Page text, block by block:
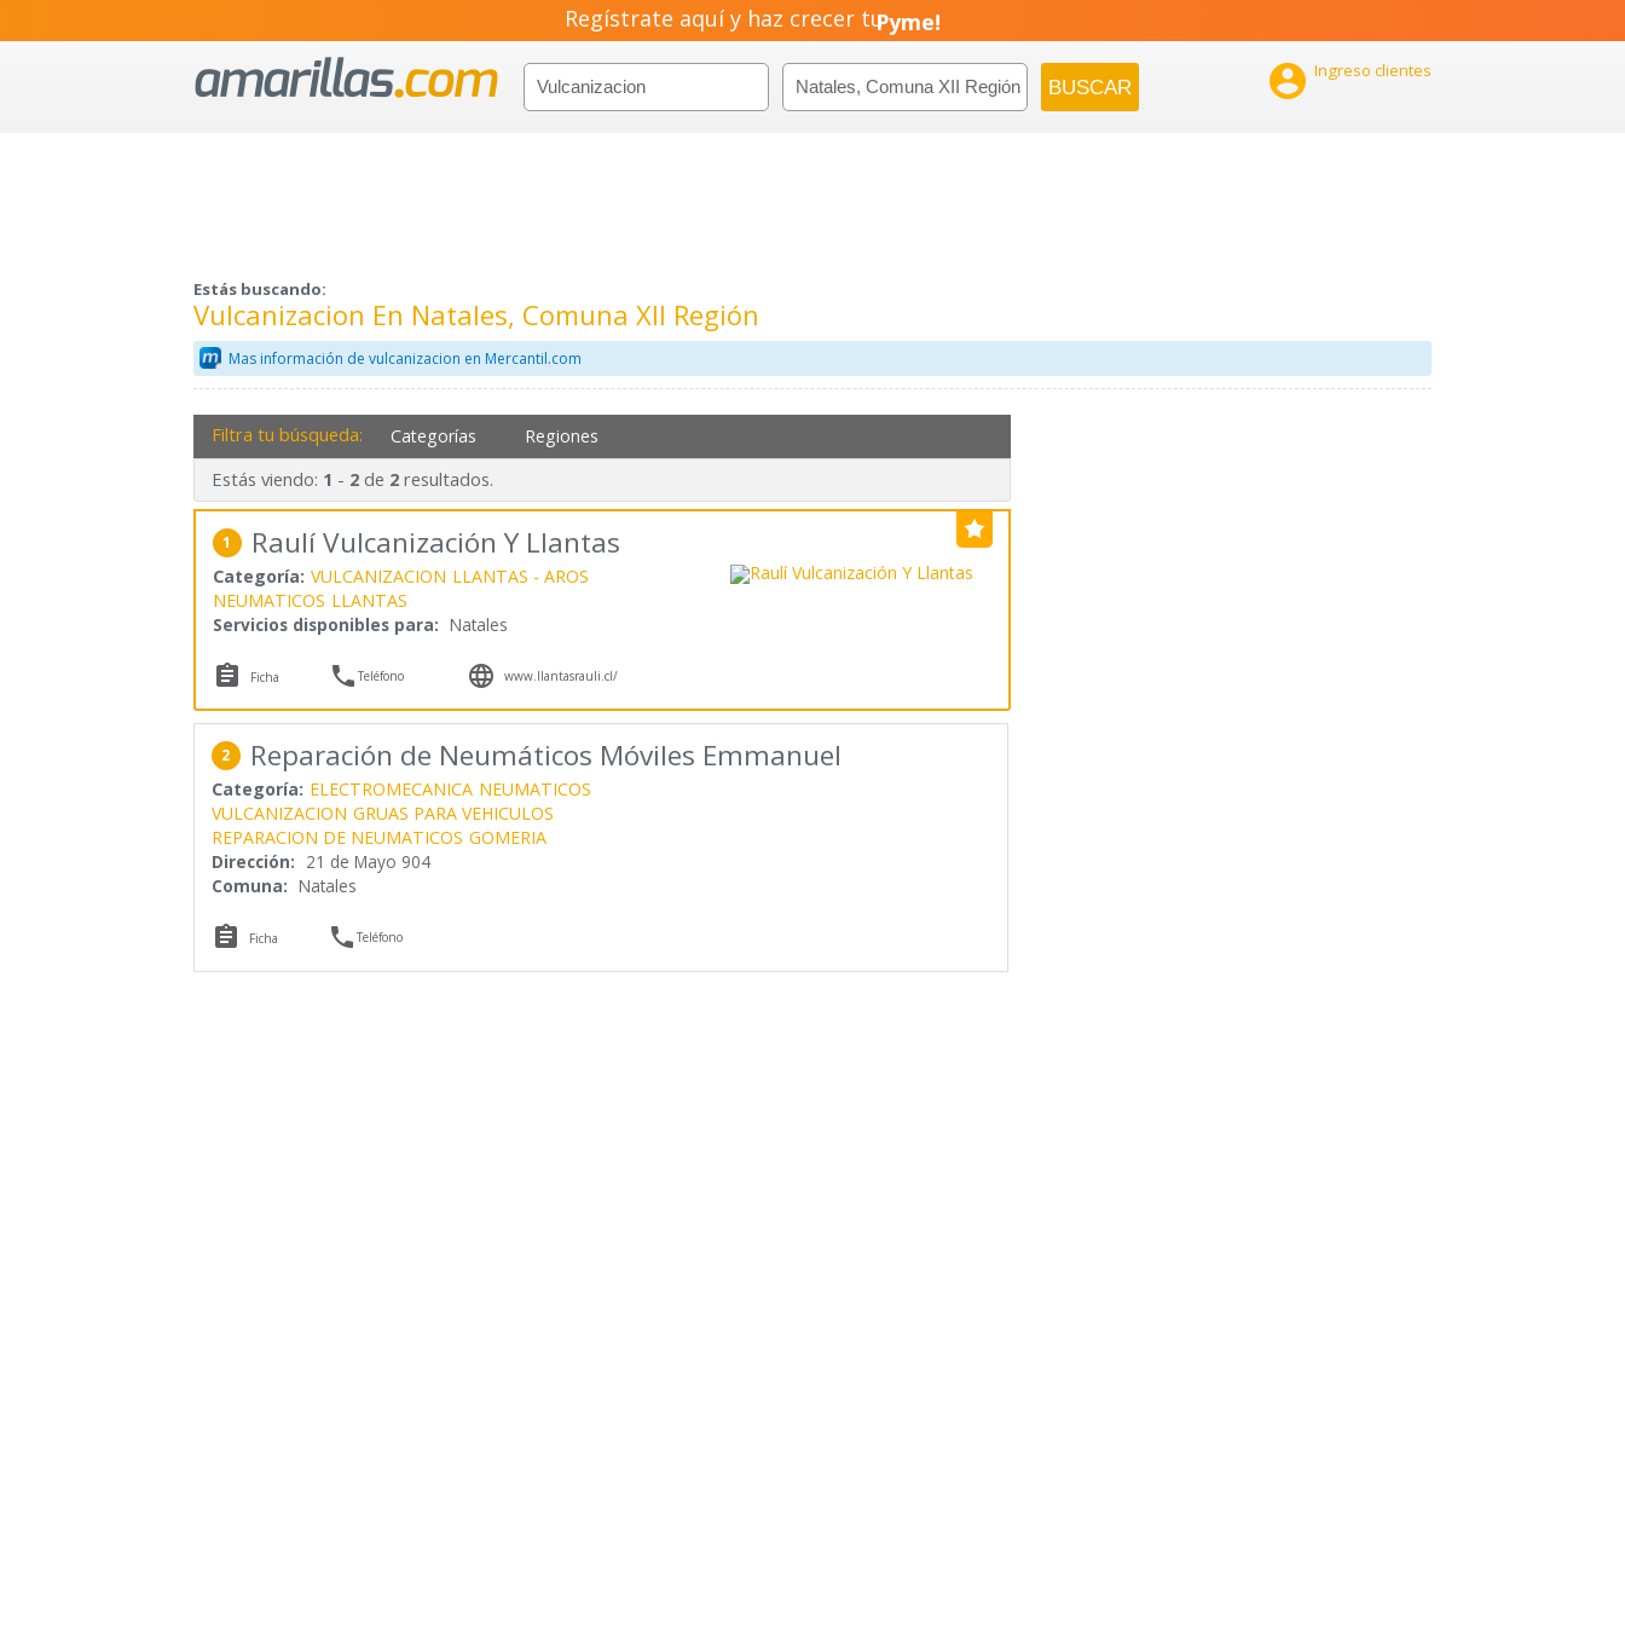
Regístrate aquí y haz crecer tuEmprendimiento!
 Ingreso clientes
Estás buscando:
Vulcanizacion En Natales, Comuna XII Región
Mas información de vulcanizacion en Mercantil.com
Filtra tu búsqueda: Categorías Regiones
Estás viendo: 1 - 2de 2resultados.
1 Raulí Vulcanización Y Llantas
Categoría: VULCANIZACION LLANTAS - AROS
NEUMATICOS LLANTAS
Servicios disponibles para: Natales
 Ficha Teléfono  www.llantasrauli.cl/
2 Reparación de Neumáticos Móviles Emmanuel
Categoría: ELECTROMECANICA NEUMATICOS
VULCANIZACION GRUAS PARA VEHICULOS
REPARACION DE NEUMATICOS GOMERIA
Dirección: 21 de Mayo 904
Comuna: Natales
 Ficha Teléfono